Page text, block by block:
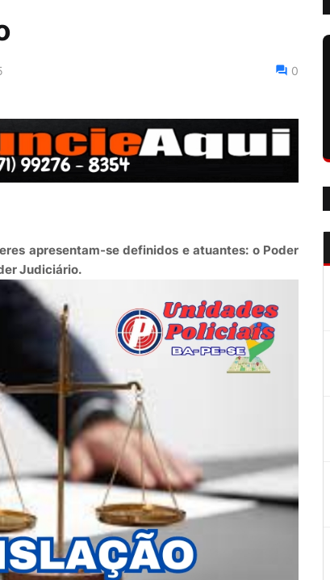
0
apresentam-se definidos e atuantes: o Poder
Judiciário.